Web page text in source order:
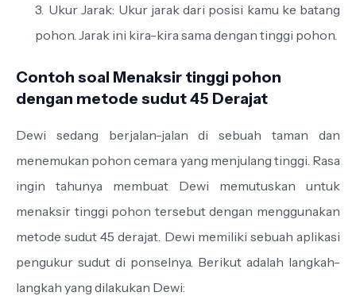
Ukur Jarak: Ukur jarak dari posisi kamu ke batang
pohon. Jarak ini kira-kira sama dengan tinggi pohon.
Contoh soal Menaksir tinggi pohon
dengan metode sudut 45 Derajat
Dewi sedang berjalan-jalan di sebuah taman dan
menemukan pohon cemara yang menjulang tinggi. Rasa
ingin tahunya membuat Dewi memutuskan untuk
menaksir tinggi pohon tersebut dengan menggunakan
metode sudut 45 derajat. Dewi memiliki sebuah aplikasi
pengukur sudut di ponselnya. Berikut adalah langkah-
langkah yang dilakukan Dewi: